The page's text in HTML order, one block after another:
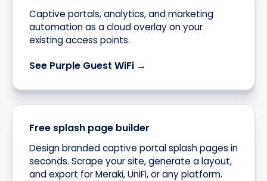
Captive portals, analytics, and marketing
automation as a cloud overlay on your
existing access points.
See Purple Guest WiFi →
Free splash page builder
Design branded captive portal splash pages in
seconds. Scrape your site, generate a layout,
and export for Meraki, UniFi, or any platform.